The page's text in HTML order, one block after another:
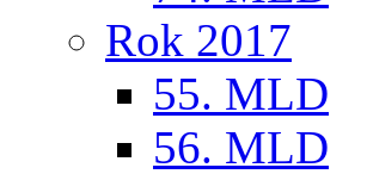
Rok 2017
55. MLD
56. MLD